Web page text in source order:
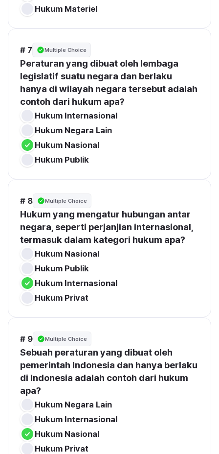
Hukum Materiel
# 7 Multiple Choice
Peraturan yang dibuat oleh lembaga
legislatif suatu negara dan berlaku
hanya di wilayah negara tersebut adalah
contoh dari hukum apa?
Hukum Internasional
Hukum Negara Lain
Hukum Nasional
Hukum Publik
# 8 Multiple Choice
Hukum yang mengatur hubungan antar
negara, seperti perjanjian internasional,
termasuk dalam kategori hukum apa?
Hukum Nasional
Hukum Publik
Hukum Internasional
Hukum Privat
# 9 Multiple Choice
Sebuah peraturan yang dibuat oleh
pemerintah Indonesia dan hanya berlaku
di Indonesia adalah contoh dari hukum
apa?
Hukum Negara Lain
Hukum Internasional
Hukum Nasional
Hukum Privat